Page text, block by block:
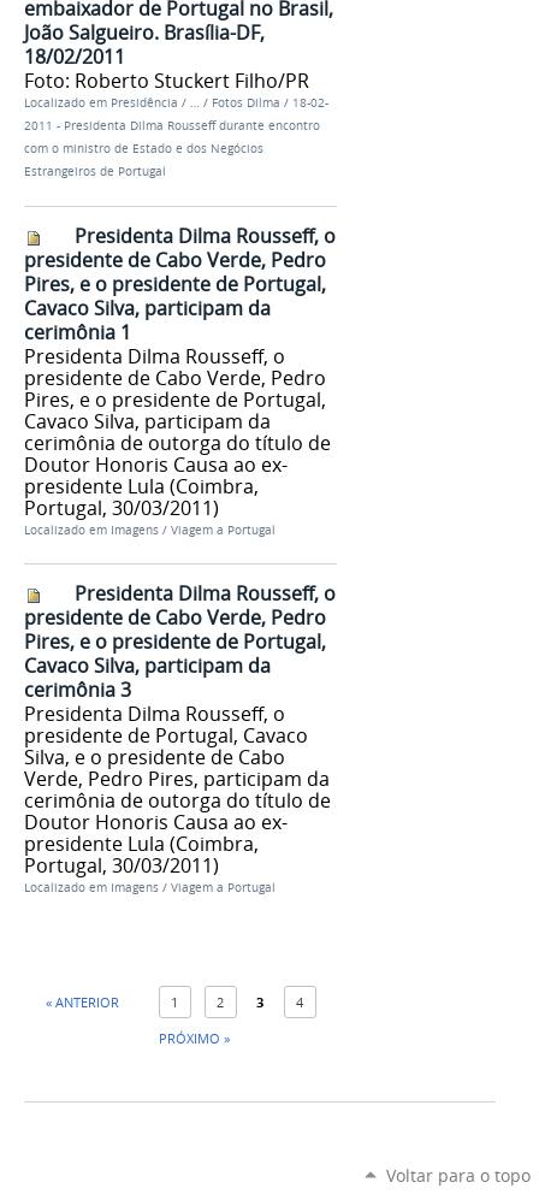
embaixador de Portugal no Brasil,
João Salgueiro. Brasília-DF,
18/02/2011
Foto: Roberto Stuckert Filho/PR
Localizado em Presidência / … / Fotos Dilma / 18-02-
2011 - Presidenta Dilma Rousseff durante encontro
com o ministro de Estado e dos Negócios
Estrangeiros de Portugal
Presidenta Dilma Rousseff, o
presidente de Cabo Verde, Pedro
Pires, e o presidente de Portugal,
Cavaco Silva, participam da
cerimônia 1
Presidenta Dilma Rousseff, o
presidente de Cabo Verde, Pedro
Pires, e o presidente de Portugal,
Cavaco Silva, participam da
cerimônia de outorga do título de
Doutor Honoris Causa ao ex-
presidente Lula (Coimbra,
Portugal, 30/03/2011)
Localizado em Imagens / Viagem a Portugal
Presidenta Dilma Rousseff, o
presidente de Cabo Verde, Pedro
Pires, e o presidente de Portugal,
Cavaco Silva, participam da
cerimônia 3
Presidenta Dilma Rousseff, o
presidente de Portugal, Cavaco
Silva, e o presidente de Cabo
Verde, Pedro Pires, participam da
cerimônia de outorga do título de
Doutor Honoris Causa ao ex-
presidente Lula (Coimbra,
Portugal, 30/03/2011)
Localizado em Imagens / Viagem a Portugal
« ANTERIOR 1 2 3
4
PRÓXIMO »
Voltar para o topo